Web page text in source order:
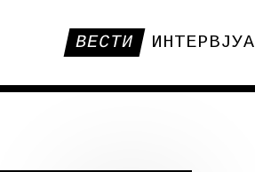
ВЕСТИ ИНТЕРВЈУА